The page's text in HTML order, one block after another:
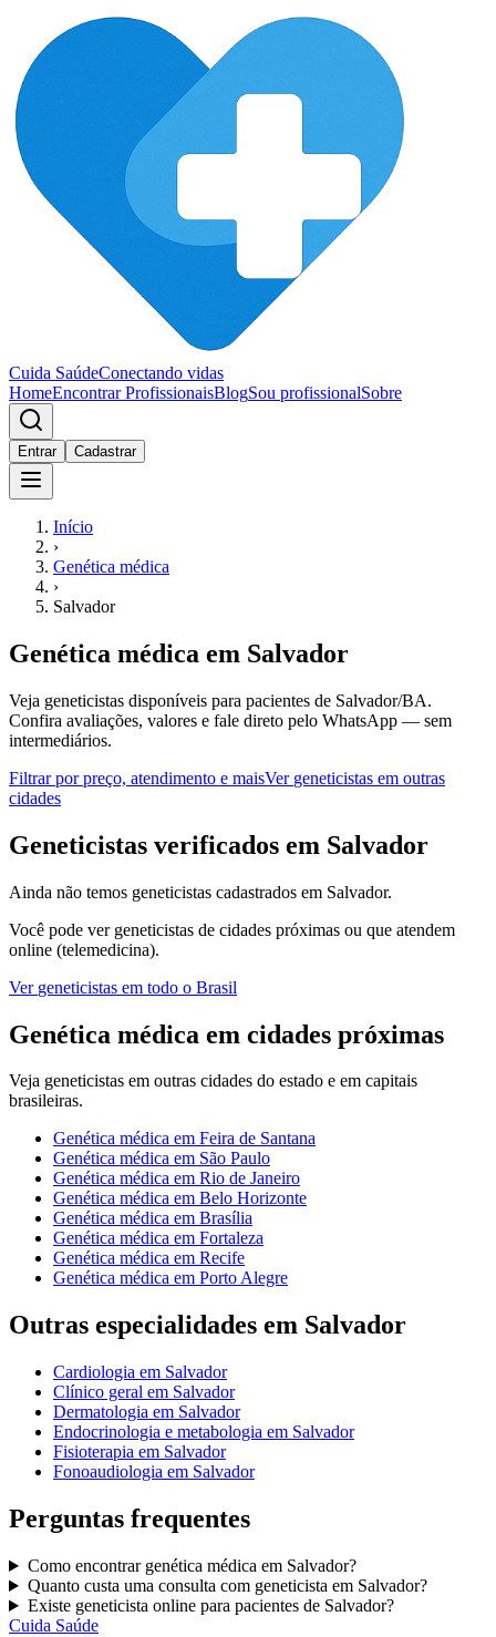
Cuida SaúdeConectando vidas
HomeEncontrar ProfissionaisBlogSou profissionalSobre
Entrar Cadastrar
Início
›
Genética médica
›
Salvador
Genética médica em Salvador
Veja geneticistas disponíveis para pacientes de Salvador/BA.
Confira avaliações, valores e fale direto pelo WhatsApp — sem
intermediários.
Filtrar por preço, atendimento e maisVer geneticistas em outras
cidades
Geneticistas verificados em Salvador
Ainda não temos geneticistas cadastrados em Salvador.
Você pode ver geneticistas de cidades próximas ou que atendem
online (telemedicina).
Ver geneticistas em todo o Brasil
Genética médica em cidades próximas
Veja geneticistas em outras cidades do estado e em capitais
brasileiras.
Genética médica em Feira de Santana
Genética médica em São Paulo
Genética médica em Rio de Janeiro
Genética médica em Belo Horizonte
Genética médica em Brasília
Genética médica em Fortaleza
Genética médica em Recife
Genética médica em Porto Alegre
Outras especialidades em Salvador
Cardiologia em Salvador
Clínico geral em Salvador
Dermatologia em Salvador
Endocrinologia e metabologia em Salvador
Fisioterapia em Salvador
Fonoaudiologia em Salvador
Perguntas frequentes
Como encontrar genética médica em Salvador?
Quanto custa uma consulta com geneticista em Salvador?
Existe geneticista online para pacientes de Salvador?
Cuida Saúde